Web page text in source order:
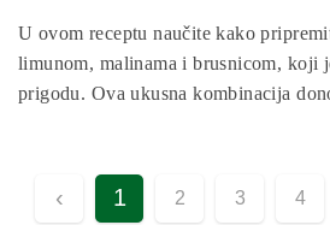
U ovom receptu naučite kako
limunom, malinama i brusnicom, koji
prigodu. Ova ukusna kombinacija
koktelima. Otkrijte kako uživati u
punom okusa!
‹ 1 2 3 4